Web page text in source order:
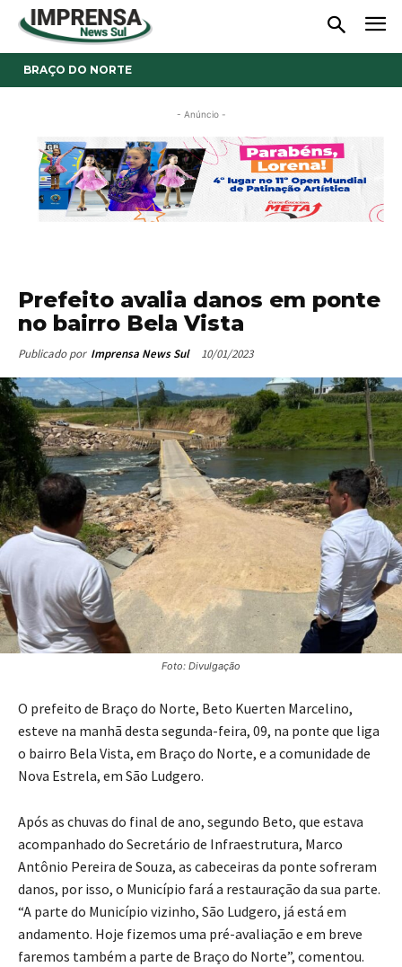
BRAÇO DO NORTE
- Anúncio -
Prefeito avalia danos em ponte
no bairro Bela Vista
Publicado por Imprensa News Sul 10/01/2023
Foto: Divulgação
O prefeito de Braço do Norte, Beto Kuerten Marcelino,
esteve na manhã desta segunda-feira, 09, na ponte que liga
o bairro Bela Vista, em Braço do Norte, e a comunidade de
Nova Estrela, em São Ludgero.
Após as chuvas do final de ano, segundo Beto, que estava
acompanhado do Secretário de Infraestrutura, Marco
Antônio Pereira de Souza, as cabeceiras da ponte sofreram
danos, por isso, o Município fará a restauração da sua parte.
“A parte do Município vizinho, São Ludgero, já está em
andamento. Hoje fizemos uma pré-avaliação e em breve
faremos também a parte de Braço do Norte”, comentou.